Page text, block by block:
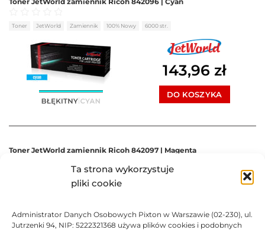
Ta strona wykorzystuje
pliki cookie
Administrator Danych Osobowych Pixton w Warszawie (02-230), ul.
Jutrzenki 94, NIP: 5222321368 używa plików cookies i podobnych
Oceniono na 5
Toner JetWorld Zamiennik 100% Nowy 6000 str.
143,96 zł
DO KOSZYKA
Toner JetWorld zamiennik Ricoh 842097 | Magenta
Oceniono0na 5
Zamiennik 100% Nowy 6000 str.
143,96zł